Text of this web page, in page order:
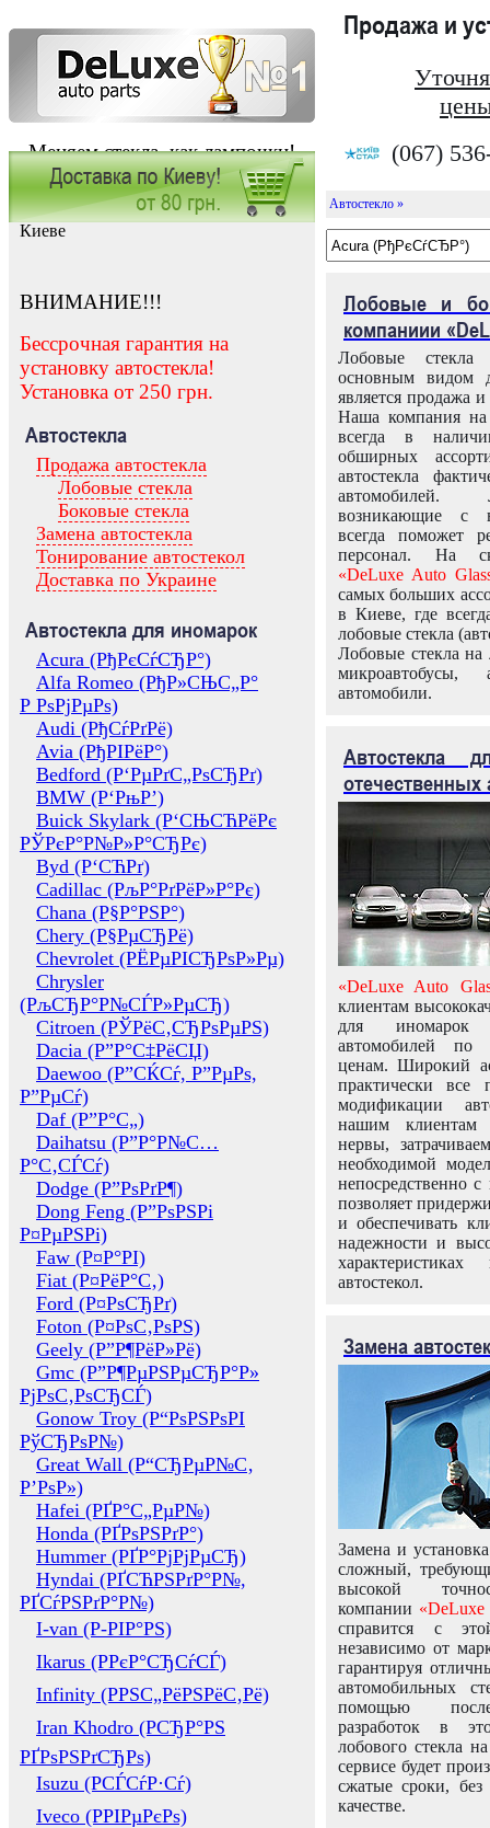
Меняем стекла, как лампочки!
Продажа и
(067)
Заказать установку автостекла в
Киеве
ВНИМАНИЕ!!!
Бессрочная гарантия на
установку автостекла!
Установка от 250 грн.
Автостекла
Продажа автостекла
Лобовые стекла
Боковые стекла
Замена автостекла
Тонирование автостекол
Доставка по Украине
Автостекла для иномарок
Acura (РђРєСѓСЂР°)
Alfa Romeo (РђР»СЊС„Р°
Р РѕРјРµРѕ)
Audi (РђСѓРґРё)
Avia (РђРІРёР°)
Bedford (Р‘РµРґС„РѕСЂРґ)
BMW (Р‘РњР’)
Buick Skylark (Р‘СЊСЋРёРє
РЎРєР°Р№Р»Р°СЂРє)
Byd (Р‘СЋРґ)
Cadillac (РљР°РґРёР»Р°Рє)
Chana (Р§Р°РЅР°)
Chery (Р§РµСЂРё)
Chevrolet (РЁРµРІСЂРѕР»Рµ)
Chrysler
(РљСЂР°Р№СЃР»РµСЂ)
Citroen (РЎРёС‚СЂРѕРµРЅ)
Dacia (Р”Р°С‡РёСЏ)
Daewoo (Р”СЌСѓ, Р”РµРѕ,
Р”РµСѓ)
Daf (Р”Р°С„)
Daihatsu (Р”Р°Р№С…
Р°С‚СЃСѓ)
Dodge (Р”РѕРґР¶)
Dong Feng (Р”РѕРЅРі
Р¤РµРЅРі)
Faw (Р¤Р°РІ)
Fiat (Р¤РёР°С‚)
Ford (Р¤РѕСЂРґ)
Foton (Р¤РѕС‚РѕРЅ)
Geely (Р”Р¶РёР»Рё)
Gmc (Р”Р¶РµРЅРµСЂР°Р»
РјРѕС‚РѕСЂСЃ)
Gonow Troy (Р“РѕРЅРѕРІ
РўСЂРѕР№)
Great Wall (Р“СЂРµР№С‚
Р’РѕР»)
Hafei (РҐР°С„РµР№)
Honda (РҐРѕРЅРґР°)
Hummer (РҐР°РјРјРµСЂ)
Hyndai (РҐСЋРЅРґР°Р№,
РҐСѓРЅРґР°Р№)
I-van (Р-РІР°РЅ)
Ikarus (РРєР°СЂСѓСЃ)
Infinity (РРЅС„РёРЅРёС‚Рё)
Iran Khodro (РСЂР°РЅ
РҐРѕРЅРґСЂРѕ)
Isuzu (РСЃСѓР·Сѓ)
Iveco (РРІРµРєРѕ)
Автостекло »
Лобовые и
компаниии
Лобовые
основным видом
является продажа и
Наша компания на
всегда в
обширных
автостекла
возникающие с
всегда поможет
персонал. На
«DeLuxe Auto
самых больших
в Киеве, где
лобовые стекла
Лобовые стекла на
микроавтобусы,
автомобили.
Автостекла
отечественных
«DeLuxe Auto
клиентам
для иномарок
автомобилей
ценам. Широкий
практически все
модификации
нашим клиентам
нервы,
необходимой
непосредственно
позволяет
и обеспечивать
надежности и
автостекол.
Замена
Замена и
сложный,
высокой
компании «DeLuxe
справится с
независимо от
гарантируя
автомобильных
помощью
разработок в
лобового стекла
сервисе будет
сжатые сроки,
качестве.